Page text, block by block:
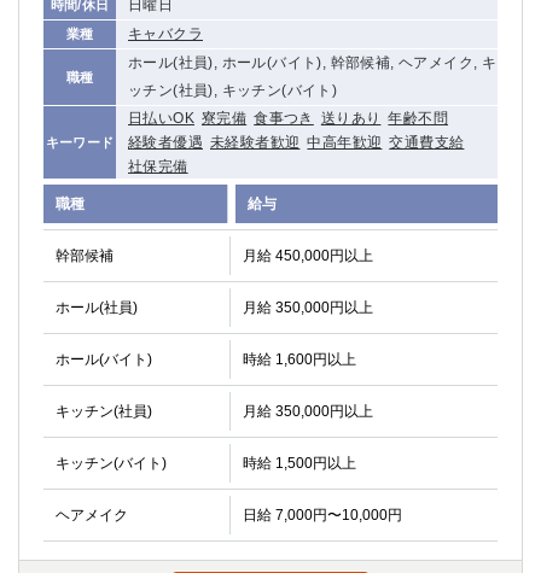
時間/休日 日曜日
業種 キャバクラ
職種
ホール(社員), ホール(バイト), 幹部候補, ヘアメイク, キ
ッチン(社員), キッチン(バイト)
キーワード
日払いOK 寮完備 食事つき 送りあり
年齢不問
経験者優遇 未経験者歓迎 中高年歓迎 交通費支給
社保完備
職種 給与
幹部候補 月給 450,000円以上
ホール(社員) 月給 350,000円以上
ホール(バイト) 時給 1,600円以上
キッチン(社員) 月給 350,000円以上
キッチン(バイト) 時給 1,500円以上
ヘアメイク 日給 7,000円〜10,000円